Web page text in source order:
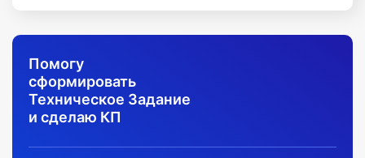
Помогу
сформировать
Техническое Задание
и сделаю КП